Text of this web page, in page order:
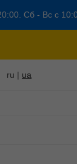
Сб - Вс с
ru | ua